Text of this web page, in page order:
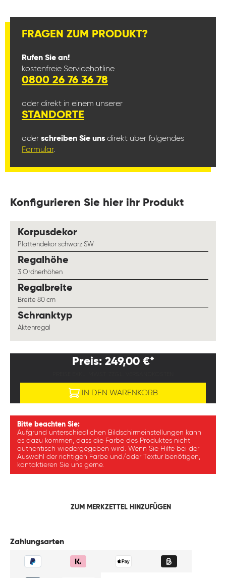
FRAGEN ZUM PRODUKT?
Rufen Sie an!
kostenfreie Servicehotline
0800 26 76 36 78
oder direkt in einem unserer
STANDORTE
oder schreiben Sie uns direkt über folgendes
Formular.
Konfigurieren Sie hier ihr Produkt
Korpusdekorauswählen
Plattendekor schwarz SW
Regalhöhe
3 Ordnerhöhen
Regalbreite
Breite 80 cm
Schranktypauswählen
Aktenregal
Preis: 249,00 €*
IN DEN WARENKORB
Bitte beachten Sie:
Aufgrund unterschiedlichen Bildschirmeinstellungen kann
es dazu kommen, dass die Farbe des Produktes nicht
authentisch wiedergegeben wird. Wenn Sie Hilfe bei der
Auswahl der richtigen Farbe und/oder Textur benötigen,
kontaktieren Sie uns gerne.
ZUM MERKZETTEL HINZUFÜGEN
Zahlungsarten